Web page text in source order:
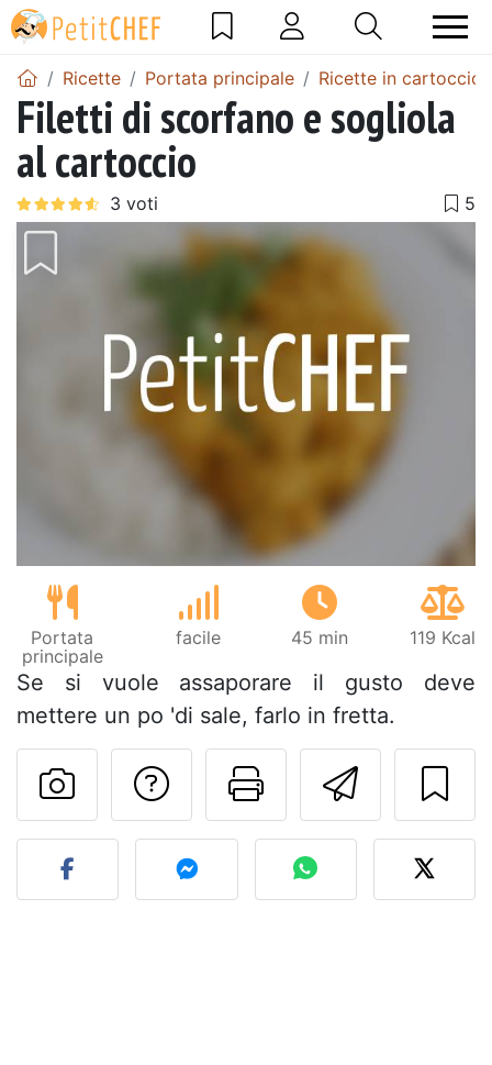
Ricette Portata principale Ricette in cartoccio
Filetti di scorfano e sogliola
al cartoccio
Portata
principale
facile 45 min 119 Kcal
Se si vuole assaporare il gusto deve
mettere un po 'di sale, farlo in fretta.
Invia
Stampa la
Contatta l'autore
Pubblica la foto di